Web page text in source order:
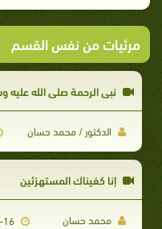
مرئيات من نفس القسم
نبى الرحمة صلى الله عليه وسلم(28-9-12)
الدكتور / محمد حسان
إنا كفيناك المستهزئين
محمد حسان